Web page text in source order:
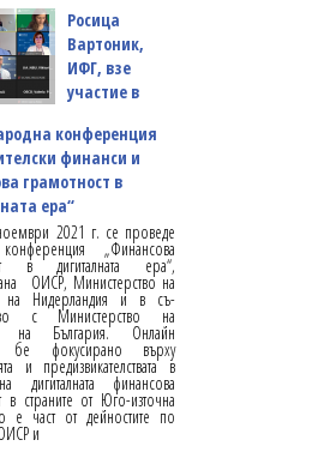
Росица
Вартоник,
ИФГ, взе
участие в
конференция
финанси и
грамотност в
ера“
2021 г. се проведе
„Финансова
в дигиталната ера“,
ОИСР, Министерство на
на Нидерландия и в съ-
с Министерство на
на България. Онлайн
бе фокусирано върху
и предизвикателствата в
дигиталната финансова
в страните от Юго-източна
е част от дейностите по
и